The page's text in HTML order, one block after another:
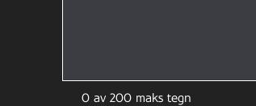
0 av 200 maks tegn